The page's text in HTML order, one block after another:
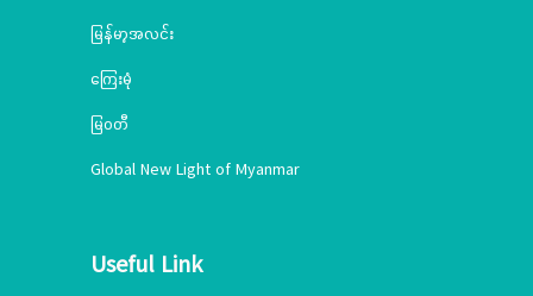
မြန်မာ့အလင်း
ကြေးမုံ
မြဝတီ
Global New Light of Myanmar
Useful Link